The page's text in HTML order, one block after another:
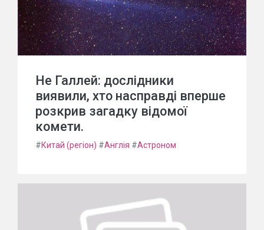
Не Галлей: дослідники
виявили, хто насправді вперше
розкрив загадку відомої
комети.
#Китай (регіон) #Англія #Астроном